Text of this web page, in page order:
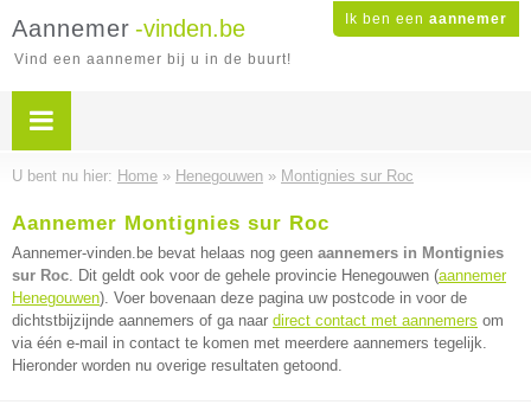
Ik ben een aannemer
Aannemer -vinden.be
Vind een aannemer bij u in de buurt!
U bent nu hier: Home » Henegouwen » Montignies sur Roc
Aannemer Montignies sur Roc
Aannemer-vinden.be bevat helaas nog geen aannemers in Montignies
sur Roc. Dit geldt ook voor de gehele provincie Henegouwen (aannemer
Henegouwen). Voer bovenaan deze pagina uw postcode in voor de
dichtstbijzijnde aannemers of ga naar direct contact met aannemers om
via één e-mail in contact te komen met meerdere aannemers tegelijk.
Hieronder worden nu overige resultaten getoond.